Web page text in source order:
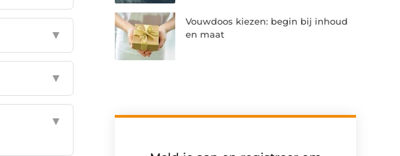
▼
▼
▼
Vouwdoos kiezen: begin bij inhoud
en maat